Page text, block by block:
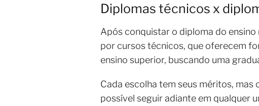
Diplomas técnicos x
Após conquistar o diploma do
por cursos técnicos, que oferecem
ensino superior, buscando uma
Cada escolha tem seus méritos,
possível seguir adiante em qualquer